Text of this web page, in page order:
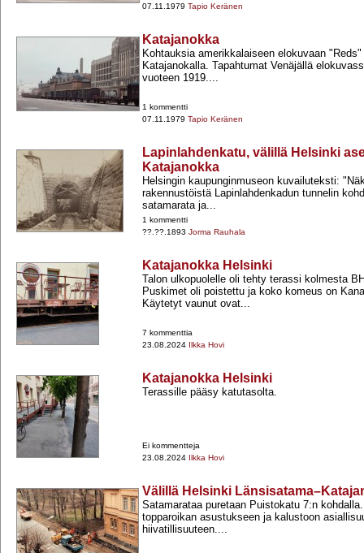
07.11.1979 Tapio Keränen
Katajanokka
Kohtauksia amerikkalaiseen elokuvaan
Katajanokalla. Tapahtumat Venäjällä
vuoteen 1919....
1 kommentti
07.11.1979 Tapio Keränen
Lapinlahdenkatu, välillä Helsinki
Katajanokka
Helsingin kaupunginmuseon kuvailuteksti:
rakennustöistä Lapinlahdenkadun tunnelin
satamarata ja...
1 kommentti
??.??.1893 Jorma Rauhala
Katajanokka Helsinki
Talon ulkopuolelle oli tehty terassi kolmesta
Puskimet oli poistettu ja koko komeus on
Käytetyt vaunut ovat...
7 kommenttia
23.08.2024 Ilkka Hovi
Katajanokka Helsinki
Terassille pääsy katutasolta.
Ei kommentteja
23.08.2024 Ilkka Hovi
Välillä Helsinki
Satamarataa puretaan Puistokatu 7:n
topparoikan asustukseen ja kalustoon
hiivatillisuuteen....